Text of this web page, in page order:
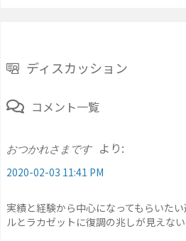
ディスカッション
コメント一覧
おつかれさまです より:
2020-02-03 11:41 PM
実績と経験から中心になってもらいた
ルとラカゼットに復調の兆しが見えない